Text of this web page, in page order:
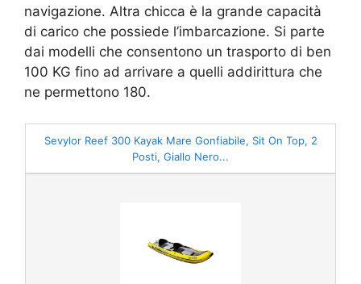
navigazione. Altra chicca è la grande capacità
di carico che possiede l’imbarcazione. Si parte
dai modelli che consentono un trasporto di ben
100 KG fino ad arrivare a quelli addirittura che
ne permettono 180.
Sevylor Reef 300 Kayak Mare Gonfiabile, Sit On Top, 2
Posti, Giallo Nero...